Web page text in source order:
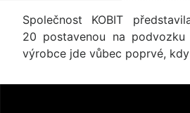
Společnost KOBIT
20 postavenou na
výrobce jde vůbec poprvé,